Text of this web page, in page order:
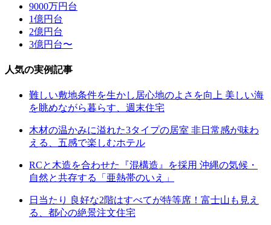
9000万円台
1億円台
2億円台
3億円台〜
人気の実例記事
難しい敷地条件を生かし居心地のよさを向上 美しい海
を眺めながら暮らす、週末住宅
木材の温かみに溢れた3タイプの居室 非日常感が味わ
える、五感で楽しむホテル
RCと木造を合わせた『混構造』を採用 沖縄の気候・
自然と共存する「亜熱帯のいえ」
日当たり 良好な2階はすべてが特等席！富士山も見え
る、都心の絶景注文住宅